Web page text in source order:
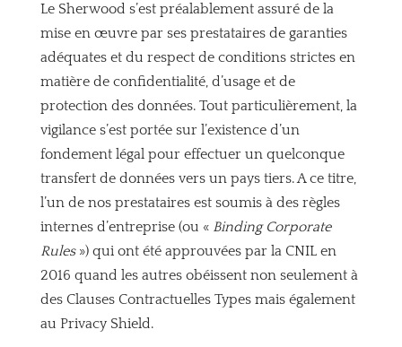
Le Sherwood s’est préalablement assuré de la
mise en œuvre par ses prestataires de garanties
adéquates et du respect de conditions strictes en
matière de confidentialité, d’usage et de
protection des données. Tout particulièrement, la
vigilance s’est portée sur l’existence d’un
fondement légal pour effectuer un quelconque
transfert de données vers un pays tiers. A ce titre,
l’un de nos prestataires est soumis à des règles
internes d’entreprise (ou « Binding Corporate
Rules») qui ont été approuvées par la CNIL en
2016 quand les autres obéissent non seulement à
des Clauses Contractuelles Types mais également
au Privacy Shield.